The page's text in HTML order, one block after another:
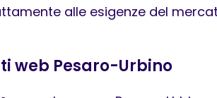
alle esigenze del
web Pesaro-Urbino